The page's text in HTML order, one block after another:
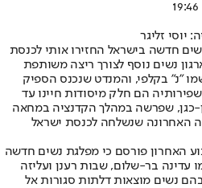
יוסי זליגר
חדשה בישראל החזירו אותי לכנסת
נשים נוסף לצורך ריצה משותפת
שמו "נ" בקלפי, והמנדט שנכנס הספיק
הם חלק מיסודות חיינו עד
כגן, שפרשה במהלך הקדנציה במחאה
האחרונה שנשלחה לכנסת ישראל
השבוע האחרון פורסם כי מפלגת נשים חדשה
עדינה בר-שלום, שבות רענן ועליזה
נשים מוצאות דלתות סגורות אל